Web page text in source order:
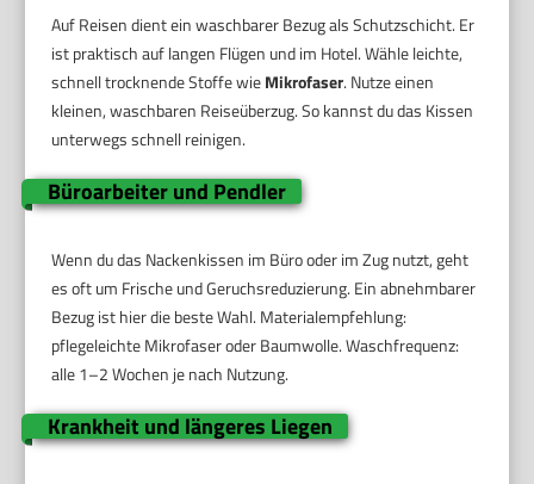
Auf Reisen dient ein waschbarer Bezug als Schutzschicht. Er
ist praktisch auf langen Flügen und im Hotel. Wähle leichte,
schnell trocknende Stoffe wieMikrofaser. Nutze einen
kleinen, waschbaren Reiseüberzug. So kannst du das Kissen
unterwegs schnell reinigen.
Büroarbeiter und Pendler
Wenn du das Nackenkissen im Büro oder im Zug nutzt, geht
es oft um Frische und Geruchsreduzierung. Ein abnehmbarer
Bezug ist hier die beste Wahl. Materialempfehlung:
pflegeleichte Mikrofaser oder Baumwolle. Waschfrequenz:
alle 1–2 Wochen je nach Nutzung.
Krankheit und längeres Liegen